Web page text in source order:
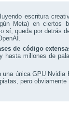
escritura
Meta) en ciertos
sí, queda por detrás
de código
hasta millones de
única GPU Nvidia
pero obviamente